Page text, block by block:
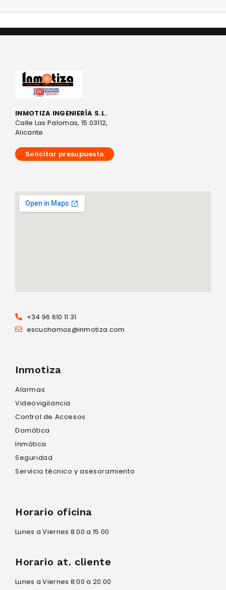
INMOTIZA INGENIERÍA S.L.
Calle Las Palomas, 15 03112,
Alicante
Solicitar presupuesto
+34 96 610 11 31
escuchamos@inmotiza.com
Inmotiza
Alarmas
Videovigilancia
Control de Accesos
Domótica
Inmótica
Seguridad
Servicio técnico y asesoramiento
Horario oficina
Lunes a Viernes 8.00 a 15.00
Horario at. cliente
Lunes a Viernes 8:00 a 20:00